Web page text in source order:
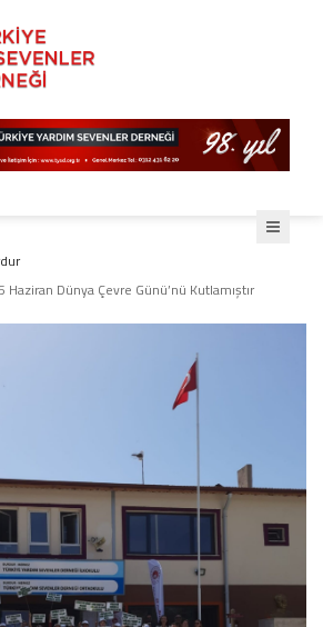
Dünya Çevre Günü’nü Kutlamıştır